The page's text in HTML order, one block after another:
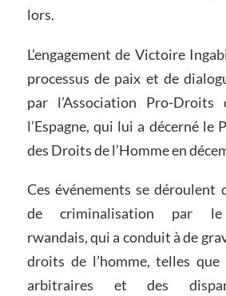
lors.
L’engagement de Victoire
processus de paix et de
par l’Association Pro-Droits
l’Espagne, qui lui a décerné le
des Droits de l’Homme en
Ces événements se déroulent
de criminalisation par le
rwandais, qui a conduit à de
droits de l’homme, telles que
arbitraires et des